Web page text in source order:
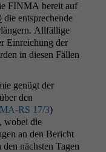
FINMA bere­it auf
die entsprechende
Allfäl­lige
Ein­re­ichung der
in diesen Fällen
genügt der
den
RS 17/3)
wobei die
an den Bericht
näch­sten Tagen